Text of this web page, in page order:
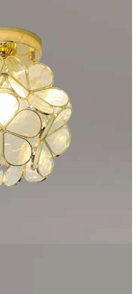
資料，並將交易相關給付款項請求債
下網址：
理人或監護人之同意方可使用
者引起之損失，本公司不負相關責
據個別帳號之用戶狀況，依本公司即
度不足之情形，本公司將視審查結果
資訊註冊。若發現惡意使用之情形，
戶之使用額度並採取法律行動。